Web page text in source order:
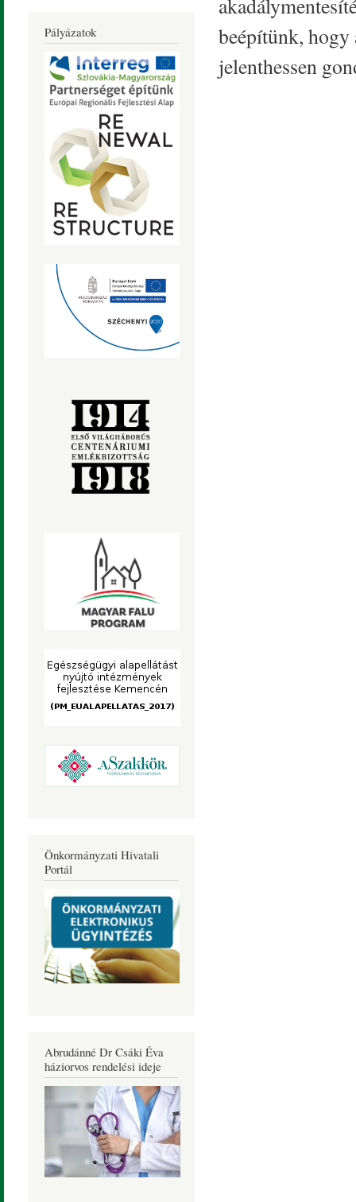
Pályázatok
Önkormányzati Hivatali
Portál
Abrudánné Dr Csáki Éva
háziorvos rendelési ideje
beépítünk, hogy
jelenthessen